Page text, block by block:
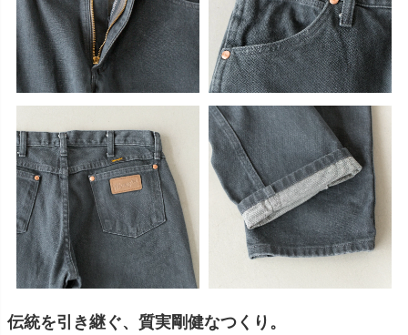
伝統を引き継ぐ、質実剛健なつくり。